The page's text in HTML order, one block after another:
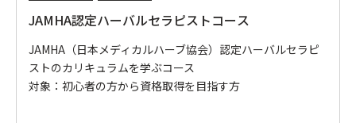
JAMHA認定ハーバルセラピストコース
JAMHA（日本メディカルハーブ協会）認定ハーバルセラピ
ストのカリキュラムを学ぶコース
対象：初心者の方から資格取得を目指す方